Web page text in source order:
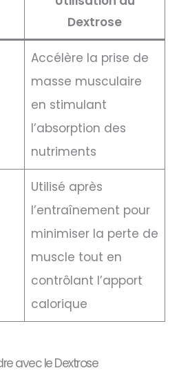
Dextrose
Accélère la prise de
masse musculaire
en stimulant
l’absorption des
nutriments
Utilisé après
l’entraînement pour
minimiser la perte de
muscle tout en
contrôlant l’apport
calorique
avec le Dextrose